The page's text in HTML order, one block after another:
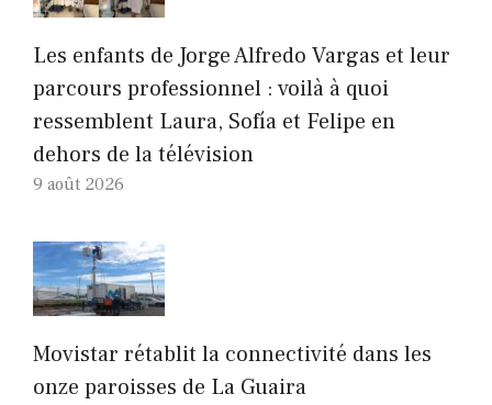
Les enfants de Jorge Alfredo Vargas et leur
parcours professionnel : voilà à quoi
ressemblent Laura, Sofía et Felipe en
dehors de la télévision
9 août 2026
Movistar rétablit la connectivité dans les
onze paroisses de La Guaira